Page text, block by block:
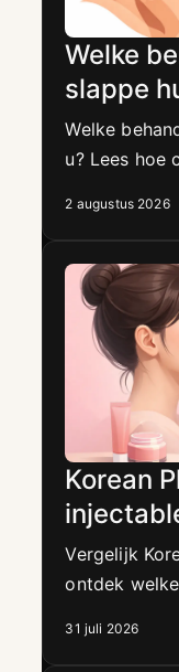
Welke
slappe
Welke
u? Lees hoe
zichtbaar
2 augustus 2026
Korean
Vergelijk
ontdek
natuurlijke,
31 juli 2026